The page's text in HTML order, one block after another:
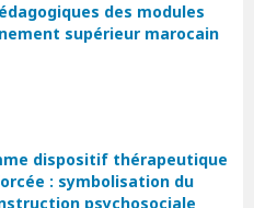
des modules
supérieur marocain
dispositif thérapeutique
: symbolisation du
psychosociale